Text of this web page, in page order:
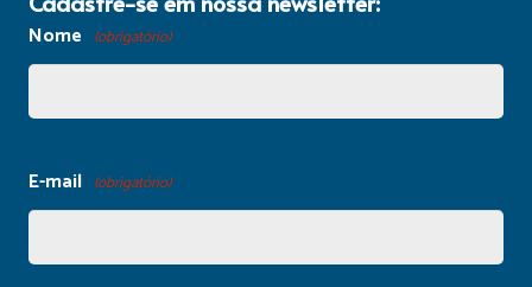
Nome (obrigatório)
E-mail (obrigatório)